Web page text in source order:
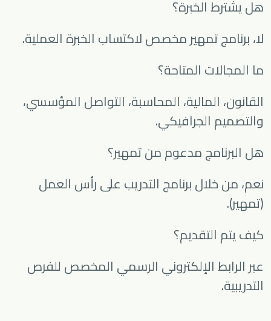
هل يشترط الخبرة؟
لا، برنامج تمهير مخصص لاكتساب الخبرة العملية.
ما المجالات المتاحة؟
القانون، المالية، المحاسبة، التواصل المؤسسي،
والتصميم الجرافيكي.
هل البرنامج مدعوم من تمهير؟
نعم، من خلال برنامج التدريب على رأس العمل
(تمهير).
كيف يتم التقديم؟
عبر الرابط الإلكتروني الرسمي المخصص للفرص
التدريبية.